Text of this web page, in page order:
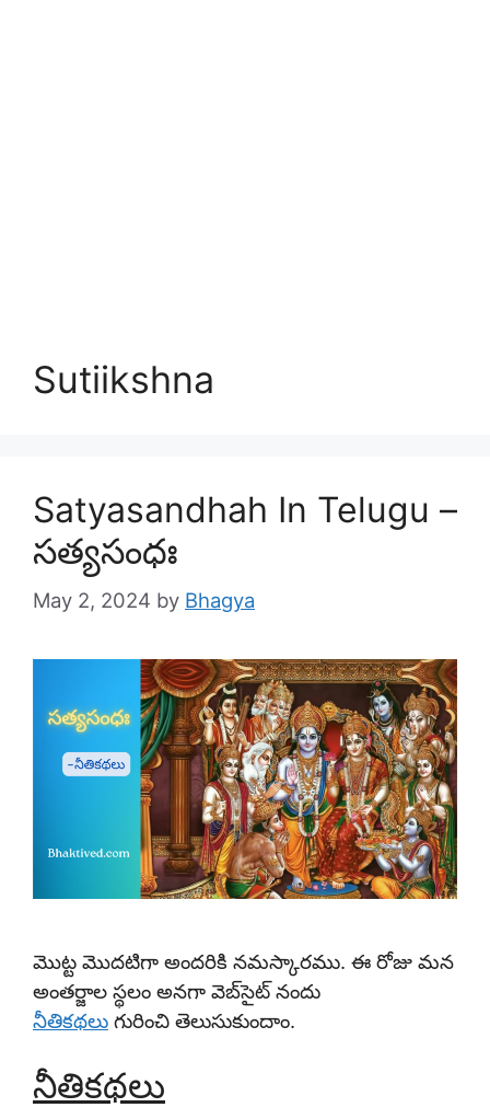
Sutiikshna
Satyasandhah In Telugu –
సత్యసంధః
May 2, 2024 by Bhagya
మొట్ట మొదటిగా అందరికి నమస్కారము. ఈ రోజు మన
అంతర్జాల స్థలం అనగా వెబ్‌సైట్ నందు
నీతికథలు గురించి తెలుసుకుందాం.
నీతికథలు